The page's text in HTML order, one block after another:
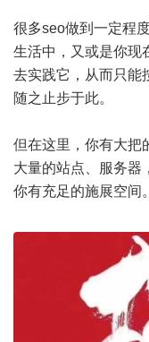
很多seo做到一定程
生活中，又或是你现
去实践它，从而只能
随之止步于此。
但在这里，你有大把
大量的站点、服务器
你有充足的施展空间。